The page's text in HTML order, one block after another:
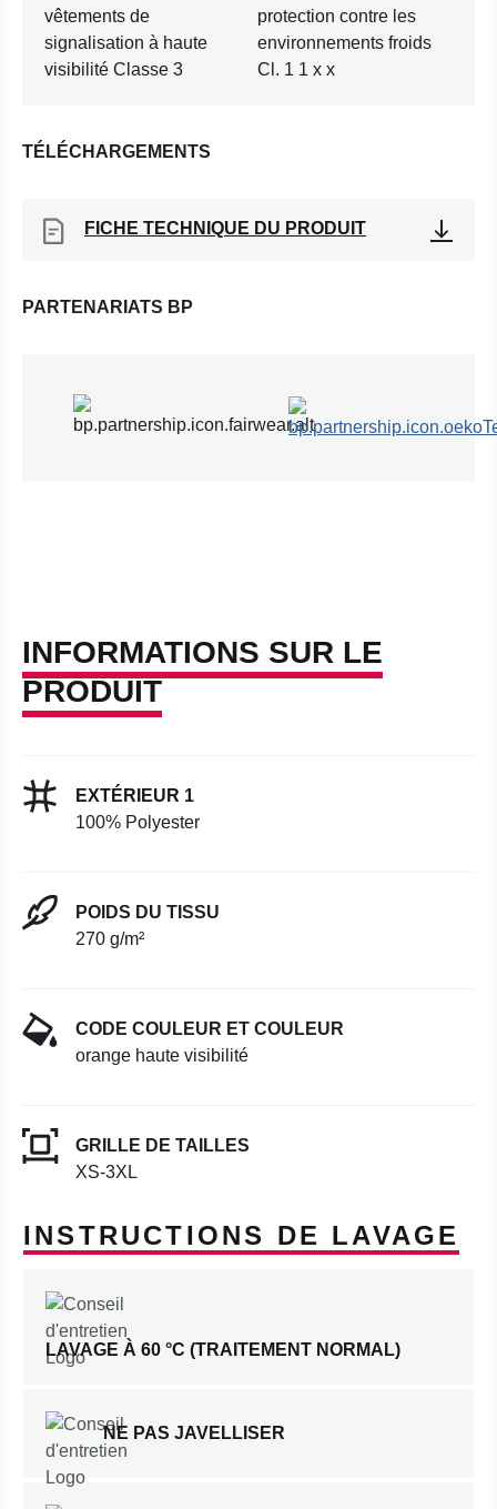
vêtements de
signalisation à haute
visibilité Classe 3
protection contre les
environnements froids
Cl. 1 1 x x
TÉLÉCHARGEMENTS
FICHE TECHNIQUE DU PRODUIT
PARTENARIATS BP
INFORMATIONS SUR LE
PRODUIT
EXTÉRIEUR 1
100% Polyester
POIDS DU TISSU
270 g/m²
CODE COULEUR ET COULEUR
orange haute visibilité
GRILLE DE TAILLES
XS-3XL
INSTRUCTIONS DE LAVAGE
LAVAGE À 60 °C (TRAITEMENT NORMAL)
NE PAS JAVELLISER